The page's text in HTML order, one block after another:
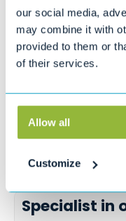
our social media,
may combine it with
provided to them or
of their services.
Allow all
Customize
Eli Zero Premium Gen2
14.4 kWh/200km
Specialist in